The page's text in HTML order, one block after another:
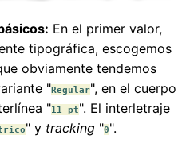
En el primer valor,
tipográfica, escogemos
obviamente tendemos
"Regular", en el cuerpo
"11 pt". El interletraje
" y tracking "0".